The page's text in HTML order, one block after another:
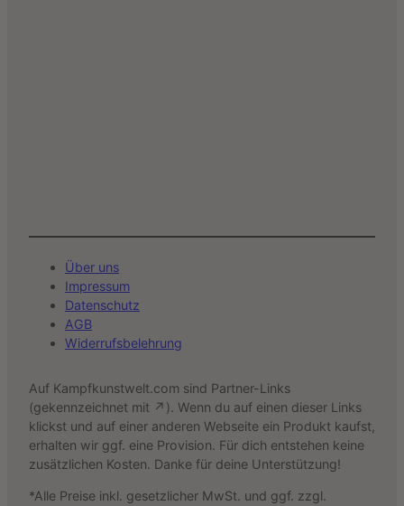
Über uns
Impressum
Datenschutz
AGB
Widerrufsbelehrung
Auf Kampfkunstwelt.com sind Partner-Links
(gekennzeichnet mit ↗). Wenn du auf einen dieser Links
klickst und auf einer anderen Webseite ein Produkt kaufst,
erhalten wir ggf. eine Provision. Für dich entstehen keine
zusätzlichen Kosten. Danke für deine Unterstützung!
*Alle Preise inkl. gesetzlicher MwSt. und ggf. zzgl.